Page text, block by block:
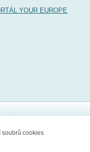
YOUR EUROPE
soubrů cookies